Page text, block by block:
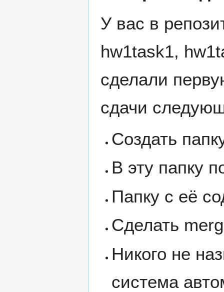
У вас в
hw1task1,
сделали
сдачи
Создать
В эту папку
Папку с её
Сделать
Никого не
система